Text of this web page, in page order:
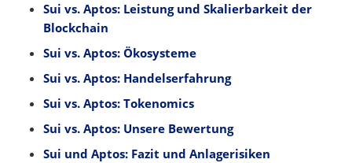
Sui vs. Aptos: Leistung und Skalierbarkeit der
Blockchain
Sui vs. Aptos: Ökosysteme
Sui vs. Aptos: Handelserfahrung
Sui vs. Aptos: Tokenomics
Sui vs. Aptos: Unsere Bewertung
Sui und Aptos: Fazit und Anlagerisiken